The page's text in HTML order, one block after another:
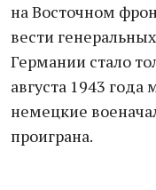
на Восточном
вести
Германии стало
августа 1943
немецкие
проиграна.